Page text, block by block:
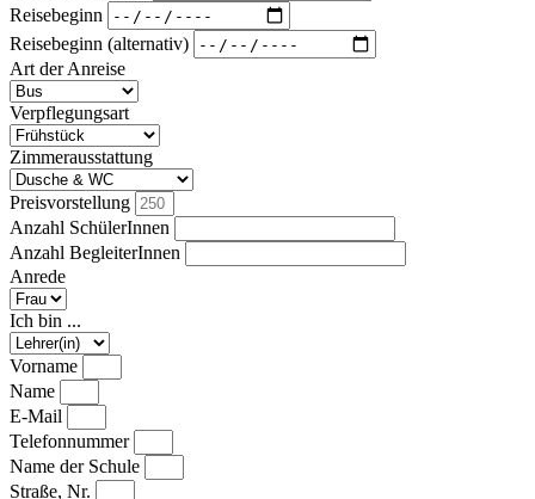
Reisebeginn
Reisebeginn (alternativ)
Art der Anreise
Verpflegungsart
Zimmerausstattung
Preisvorstellung
Anzahl SchülerInnen
Anzahl BegleiterInnen
Anrede
Ich bin ...
Vorname
Name
E-Mail
Telefonnummer
Name der Schule
Straße, Nr.